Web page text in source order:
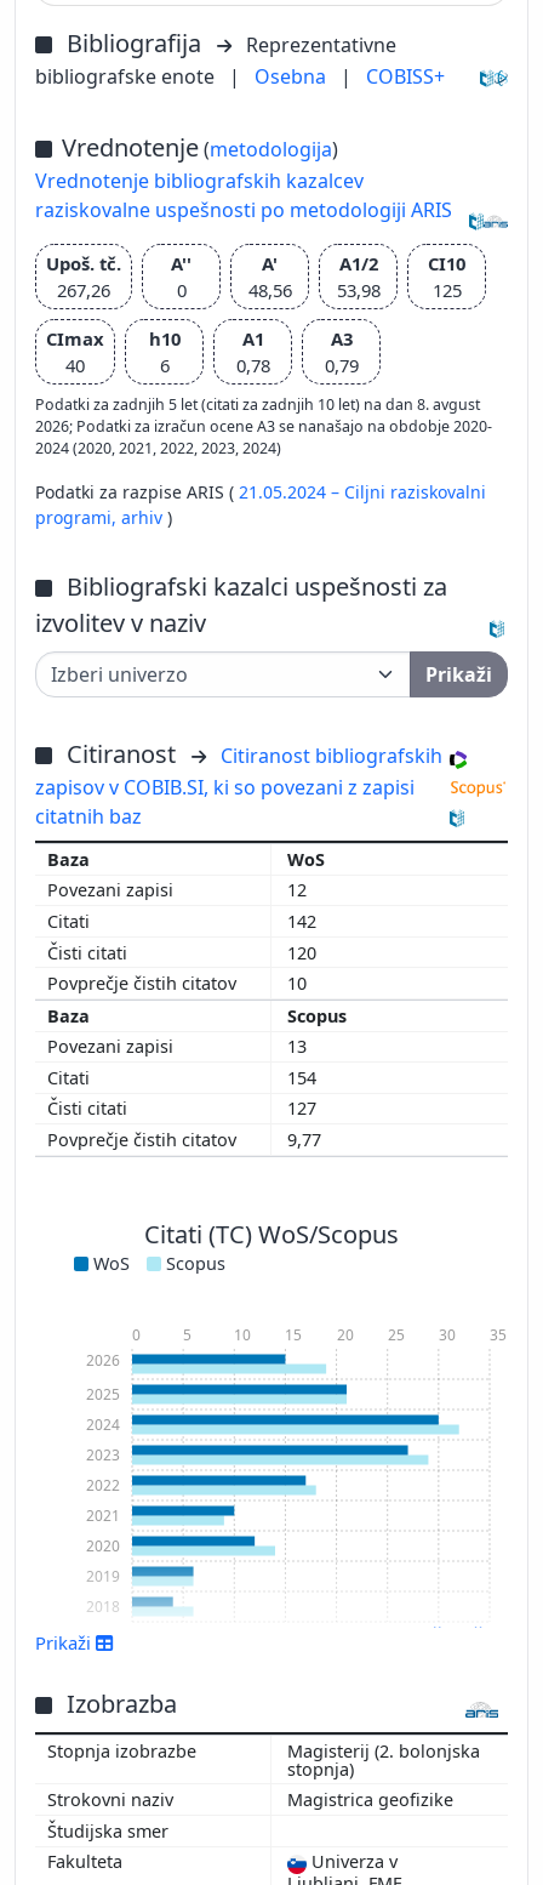
Bibliografija
Reprezentativne
bibliografske enote
| Osebna | COBISS+
Vrednotenje(metodologija)
Vrednotenje bibliografskih kazalcev
raziskovalne uspešnosti po metodologiji ARIS
Upoš. tč.
267,26
A''
0
A'
48,56
A1/2
53,98
CI10
125
CImax
40
h10
6
A1
0,78
A3
0,79
Podatki za zadnjih 5 let (citati za zadnjih 10 let) na dan 8. avgust
2026; Podatki za izračun ocene A3 se nanašajo na obdobje 2020-
2024 (2020, 2021, 2022, 2023, 2024)
Podatki za razpise ARIS ( 21.05.2024 – Ciljni raziskovalni
programi, arhiv )
Bibliografski kazalci uspešnosti za
izvolitev v naziv
Prikaži
Citiranost
Citiranost bibliografskih
zapisov v COBIB.SI, ki so povezani z zapisi
citatnih baz
WoS
12
142
120
10
Scopus
13
154
127
9,77
Citati (TC) WoS/Scopus
WoS Scopus
2018
2019
2020
2021
2022
2023
2024
2025
2026
0 5 10 15 20 25 30 35
Prikaži več
Prikaži
Izobrazba
Magisterij (2. bolonjska
stopnja)
Magistrica geofizike
Univerza v